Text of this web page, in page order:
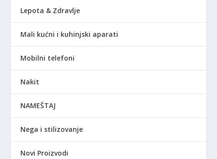
Lepota & Zdravlje
Mali kućni i kuhinjski aparati
Mobilni telefoni
Nakit
NAMEŠTAJ
Nega i stilizovanje
Novi Proizvodi